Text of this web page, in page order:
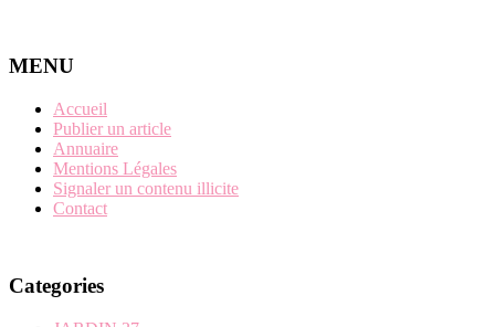
MENU
Accueil
Publier un article
Annuaire
Mentions Légales
Signaler un contenu illicite
Contact
Categories